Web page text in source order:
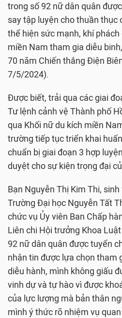
trong số 92 nữ dân quân
say tập luyện cho thuần thục
thể hiện sức mạnh, khí
miền Nam tham gia diễu
70 năm Chiến thắng Điện
7/5/2024).
Được biết, trải qua các giai
Tư lệnh cảnh vệ Thành phố
qua Khối nữ du kích miền
trường tiếp tục triển khai
chuẩn bị giai đoạn 3 hợp
duyệt cho sự kiện trọng đại
Bạn Nguyễn Thị Kim Thi,
Trường Đại học Nguyễn Tất
chức vụ Ủy viên Ban Chấp
Liên chi Hội trưởng Khoa
92 nữ dân quân được tuyển
nhận tin được lựa chọn tham
diễu hành, mình không giấu
vinh dự và tự hào vì được
của lực lượng mà bản thân
mình ý thức rõ nhiệm vụ